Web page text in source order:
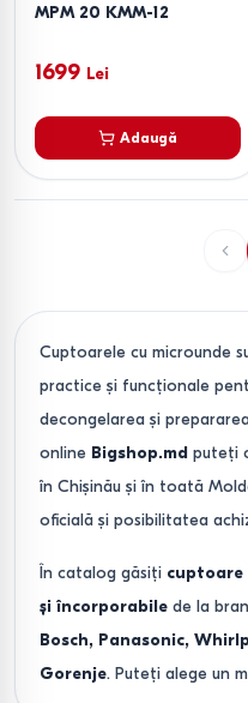
MPM 20 KMM-12
1699 Lei
Adaugă
Cuptoarele cu microunde
practice și funcționale
decongelarea și
online Bigshop.md puteți
în Chișinău și în toată
oficială și posibilitatea
În catalog găsiți cuptoare
și încorporabile de la
Bosch, Panasonic,
Gorenje. Puteți alege un